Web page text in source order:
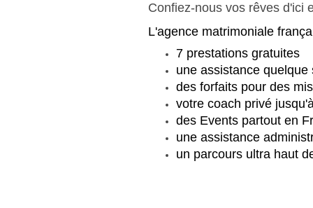
Confiez-nous vos rêves d'ici
L'agence matrimoniale
7 prestations gratuites
une assistance
des forfaits pour des
votre coach privé
des Events partout en
une assistance
un parcours ultra haut